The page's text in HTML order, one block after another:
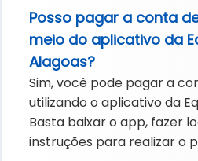
Posso pagar a conta
meio do aplicativo da
Alagoas?
Sim, você pode pagar a
utilizando o aplicativo da
Basta baixar o app, fazer
instruções para realizar o